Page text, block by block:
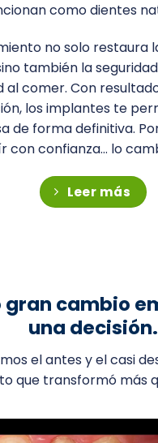
como dientes
no solo restaura
también la
al comer. Con
los implantes te
de forma definitiva.
con confianza… lo
Leer más
gran cambio
una decisión.
el antes y el casi
que transformó más